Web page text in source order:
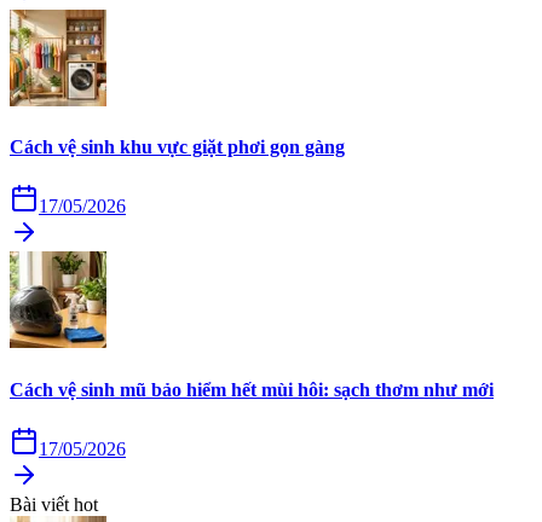
Cách vệ sinh khu vực giặt phơi gọn gàng
17/05/2026
Cách vệ sinh mũ bảo hiểm hết mùi hôi: sạch thơm như mới
17/05/2026
Bài viết hot